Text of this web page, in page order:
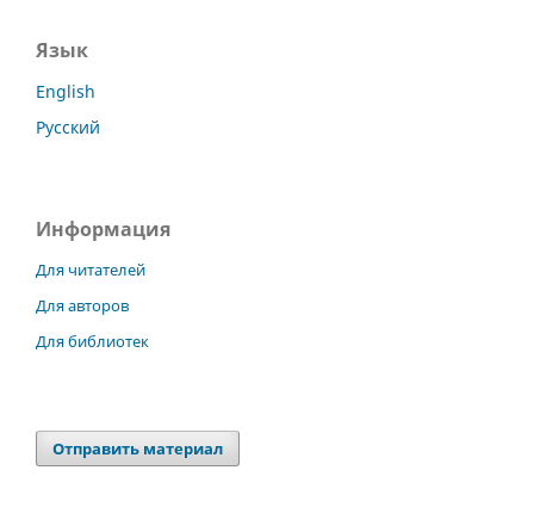
Язык
English
Русский
Информация
Для читателей
Для авторов
Для библиотек
Отправить материал